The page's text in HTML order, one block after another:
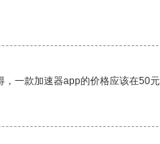
一款加速器app的价格应该在50元